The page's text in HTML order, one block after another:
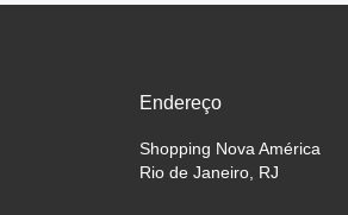
Endereço
Shopping Nova América
Rio de Janeiro, RJ